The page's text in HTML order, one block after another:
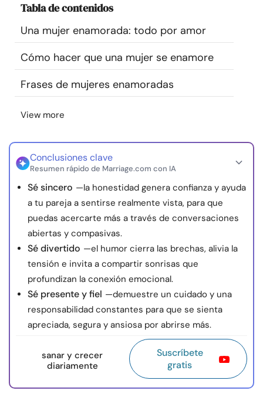
Comunidad
Encuentra un terapeuta
Idioma
Sobre nosotros Contáctanos Escríbenos
Publicidad con
nosotros
© Copyright 2026. Todos los derechos reservados.
Tabla de contenidos
Una mujer enamorada: todo por amor
Cómo hacer que una mujer se enamore
Frases de mujeres enamoradas
View more
Conclusiones clave
Resumen rápido de Marriage.com con IA
Sé sincero —la honestidad genera confianza y ayuda
a tu pareja a sentirse realmente vista, para que
puedas acercarte más a través de conversaciones
abiertas y compasivas.
Sé divertido —el humor cierra las brechas, alivia la
tensión e invita a compartir sonrisas que
profundizan la conexión emocional.
Sé presente y fiel —demuestre un cuidado y una
responsabilidad constantes para que se sienta
apreciada, segura y ansiosa por abrirse más.
sanar y crecer
diariamente
Suscríbete
gratis